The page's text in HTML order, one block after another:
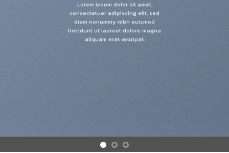
Lorem ipsum dolor sit amet,
consectetuer adipiscing elit, sed
diam nonummy nibh euismod
tincidunt ut laoreet dolore magna
aliquam erat volutpat.